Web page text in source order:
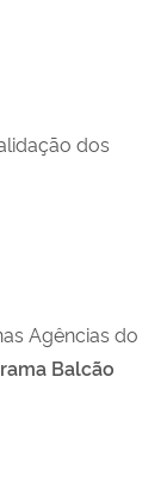
dos
Agências do
Balcão